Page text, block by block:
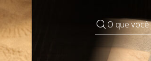
O que